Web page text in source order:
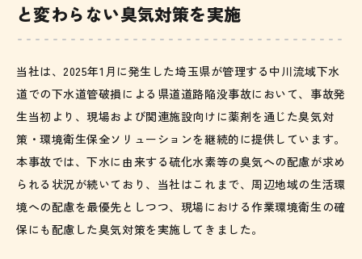
と変わらない臭気対策を実施
当社は、2025年1月に発生した埼玉県が管理する中川流域下水
道での下水道管破損による県道道路陥没事故において、事故発
生当初より、現場および関連施設向けに薬剤を通じた臭気対
策・環境衛生保全ソリューションを継続的に提供しています。
本事故では、下水に由来する硫化水素等の臭気への配慮が求め
られる状況が続いており、当社はこれまで、周辺地域の生活環
境への配慮を最優先としつつ、現場における作業環境衛生の確
保にも配慮した臭気対策を実施してきました。